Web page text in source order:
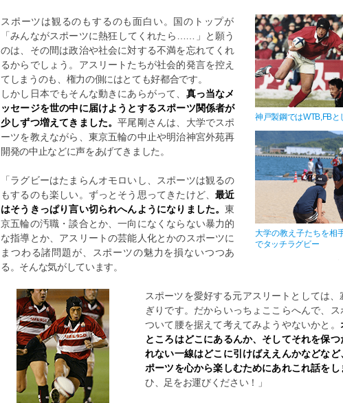
神戸製鋼ではWTB,FBと
大学の教え子たちを相
でタッチラグビー
スポーツは観るのもするのも面白い。国のトップが
「みんながスポーツに熱狂してくれたら……」と願う
のは、その間は政治や社会に対する不満を忘れてくれ
るからでしょう。アスリートたちが社会的発言を控え
てしまうのも、権力の側にはとても好都合です。
しかし日本でもそんな動きにあらがって、 真っ当なメ
ッセージを世の中に届けようとするスポーツ関係者が
少しずつ増えてきました。平尾剛さんは、大学でスポ
ーツを教えながら、東京五輪の中止や明治神宮外苑再
開発の中止などに声をあげてきました。
「ラグビーはたまらんオモロいし、スポーツは観るの
もするのも楽しい。ずっとそう思ってきたけど、最近
はそうきっぱり言い切られへんようになりました。東
京五輪の汚職・談合とか、一向になくならない暴力的
な指導とか、アスリートの芸能人化とかのスポーツに
まつわる諸問題が、スポーツの魅力を損ないつつあ
る。そんな気がしています。
スポーツを愛好する元アスリートとしては、
ぎりです。だからいっちょここらへんで、ス
ついて腰を据えて考えてみようやないかと。
ところはどこにあるんか、そしてそれを保つ
れない一線はどこに引けばええんかなどなど
ポーツを心から楽しむためにあれこれ話をし
ひ、足をお運びください！」